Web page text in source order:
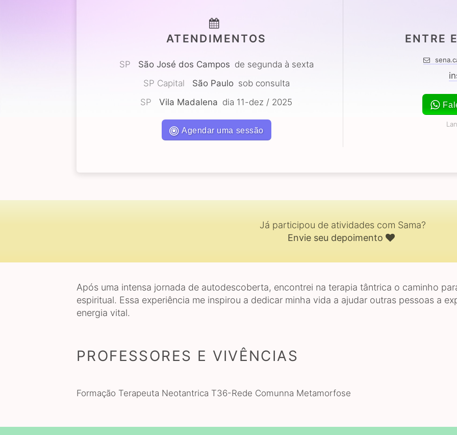
ATENDIMENTOS
SP São José dos Campos de segunda à sexta
SP Capital
São Paulo sob consulta
SP
Vila Madalena dia 11-dez / 2025
Agendar uma sessão
ENTRE
Já participou de atividades com Sama?
Envie seu depoimento
Após uma intensa jornada de autodescoberta, encontrei na terapia tântrica o caminho
espiritual. Essa experiência me inspirou a dedicar minha vida a ajudar outras pessoas a
energia vital.
PROFESSORES E VIVÊNCIAS
Formação Terapeuta Neotantrica T36-Rede Comunna Metamorfose